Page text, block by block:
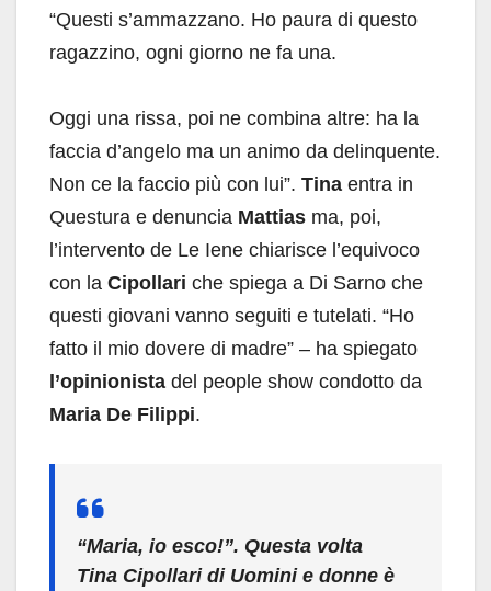
“Questi s’ammazzano. Ho paura di questo
ragazzino, ogni giorno ne fa una.
Oggi una rissa, poi ne combina altre: ha la
faccia d’angelo ma un animo da delinquente.
Non ce la faccio più con lui”. Tina entra in
Questura e denuncia Mattias ma, poi,
l’intervento de Le Iene chiarisce l’equivoco
con la Cipollari che spiega a Di Sarno che
questi giovani vanno seguiti e tutelati. “Ho
fatto il mio dovere di madre” – ha spiegato
l’opinionista del people show condotto da
Maria De Filippi.
“Maria, io esco!”. Questa volta
Tina Cipollari di Uomini e donne è